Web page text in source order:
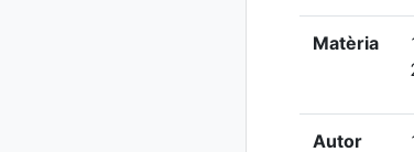
Matèria
Autor